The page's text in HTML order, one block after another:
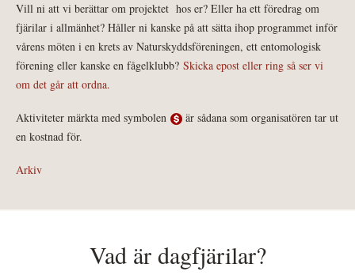
Vill ni att vi berättar om projektet hos er? Eller ha ett föredrag om
fjärilar i allmänhet? Håller ni kanske på att sätta ihop programmet inför
vårens möten i en krets av Naturskyddsföreningen, ett entomologisk
förening eller kanske en fågelklubb? Skicka epost eller ring så ser vi
om det går att ordna.
Aktiviteter märkta med symbolen
är sådana som organisatören tar ut
en kostnad för.
Arkiv
Vad är dagfjärilar?